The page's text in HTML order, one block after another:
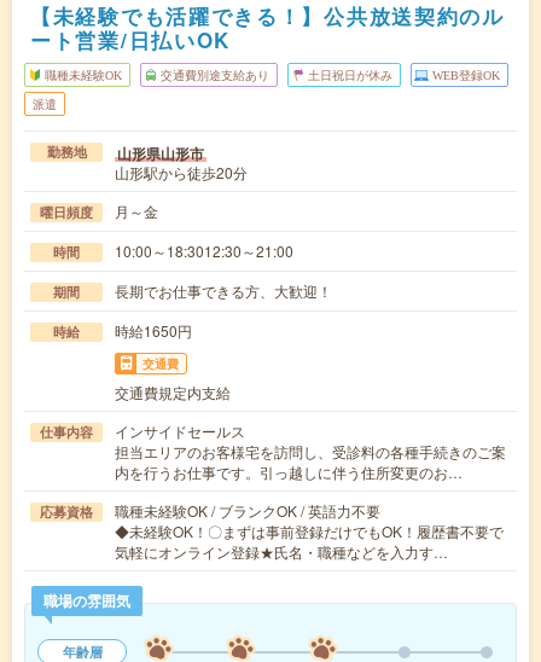
【未経験でも活躍できる！】公共放送契約のル
ート営業/日払いOK
職種未経験OK 交通費別途支給あり 土日祝日が休み WEB登録OK
派遣
勤務地 山形県山形市
山形駅から徒歩20分
曜日頻度 月～金
時間 10:00～18:3012:30～21:00
期間 長期でお仕事できる方、大歓迎！
時給 時給1650円
交通費
交通費規定内支給
仕事内容
インサイドセールス
担当エリアのお客様宅を訪問し、受診料の各種手続きのご案
内を行うお仕事です。引っ越しに伴う住所変更のお…
応募資格
職種未経験OK / ブランクOK / 英語力不要
◆未経験OK！〇まずは事前登録だけでもOK！履歴書不要で
気軽にオンライン登録★氏名・職種などを入力す…
職場の雰囲気
年齢層